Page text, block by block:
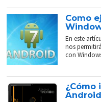
Como
En este
nos
con
¿Cómo